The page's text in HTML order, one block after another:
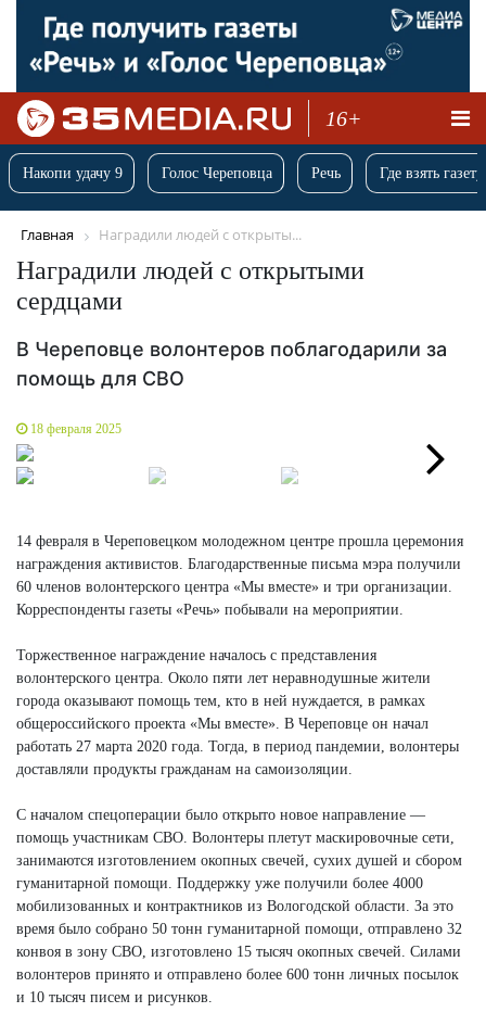
16+
Накопи удачу 9 Голос Череповца Речь Где взять
Главная Наградили людей с открыты...
Наградили людей с открытыми
сердцами
В Череповце волонтеров поблагодарили за
помощь для СВО
18 февраля 2025
14 февраля в Череповецком молодежном центре прошла церемония
награждения активистов. Благодарственные письма мэра получили
60 членов волонтерского центра «Мы вместе» и три организации.
Корреспонденты газеты «Речь» побывали на мероприятии.
Торжественное награждение началось с представления
волонтерского центра. Около пяти лет неравнодушные жители
города оказывают помощь тем, кто в ней нуждается, в рамках
общероссийского проекта «Мы вместе». В Череповце он начал
работать 27 марта 2020 года. Тогда, в период пандемии, волонтеры
доставляли продукты гражданам на самоизоляции.
С началом спецоперации было открыто новое направление —
помощь участникам СВО. Волонтеры плетут маскировочные сети,
занимаются изготовлением окопных свечей, сухих душей и сбором
гуманитарной помощи. Поддержку уже получили более 4000
мобилизованных и контрактников из Вологодской области. За это
время было собрано 50 тонн гуманитарной помощи, отправлено 32
конвоя в зону СВО, изготовлено 15 тысяч окопных свечей. Силами
волонтеров принято и отправлено более 600 тонн личных посылок
и 10 тысяч писем и рисунков.